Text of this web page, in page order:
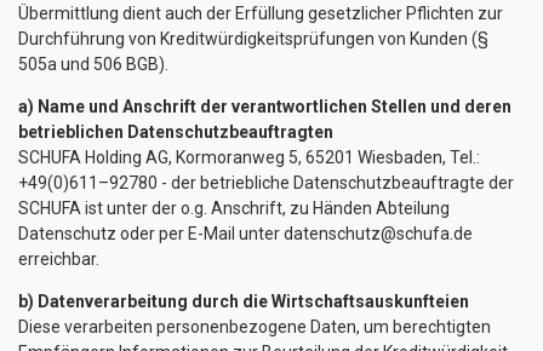
Übermittlung dient auch der Erfüllung gesetzlicher Pflichten zur
Durchführung von Kreditwürdigkeitsprüfungen von Kunden (§
505a und 506 BGB).
a) Name und Anschrift der verantwortlichen Stellen und deren
betrieblichen Datenschutzbeauftragten
SCHUFA Holding AG, Kormoranweg 5, 65201 Wiesbaden, Tel.:
+49(0)611–92780 - der betriebliche Datenschutzbeauftragte der
SCHUFA ist unter der o.g. Anschrift, zu Händen Abteilung
Datenschutz oder per E-Mail unterdatenschutz@schufa.de
erreichbar.
b) Datenverarbeitung durch die Wirtschaftsauskunfteien
Diese verarbeiten personenbezogene Daten, um berechtigten